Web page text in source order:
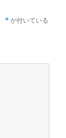
* が付いている